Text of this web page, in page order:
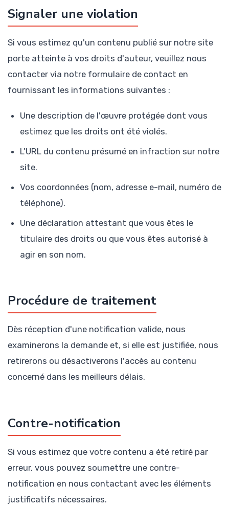
Signaler une violation
Si vous estimez qu'un contenu publié sur notre site
porte atteinte à vos droits d'auteur, veuillez nous
contacter via notre formulaire de contact en
fournissant les informations suivantes :
Une description de l'œuvre protégée dont vous
estimez que les droits ont été violés.
L'URL du contenu présumé en infraction sur notre
site.
Vos coordonnées (nom, adresse e-mail, numéro de
téléphone).
Une déclaration attestant que vous êtes le
titulaire des droits ou que vous êtes autorisé à
agir en son nom.
Procédure de traitement
Dès réception d'une notification valide, nous
examinerons la demande et, si elle est justifiée, nous
retirerons ou désactiverons l'accès au contenu
concerné dans les meilleurs délais.
Contre-notification
Si vous estimez que votre contenu a été retiré par
erreur, vous pouvez soumettre une contre-
notification en nous contactant avec les éléments
justificatifs nécessaires.